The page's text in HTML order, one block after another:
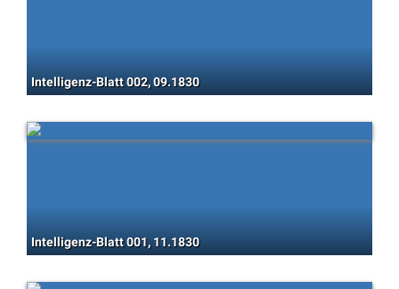
Intelligenz-Blatt 002, 09.1830
Intelligenz-Blatt 001, 11.1830